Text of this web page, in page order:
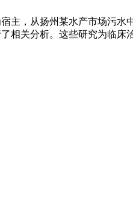
主，从扬州某水产市场污水
相关分析。这些研究为临床